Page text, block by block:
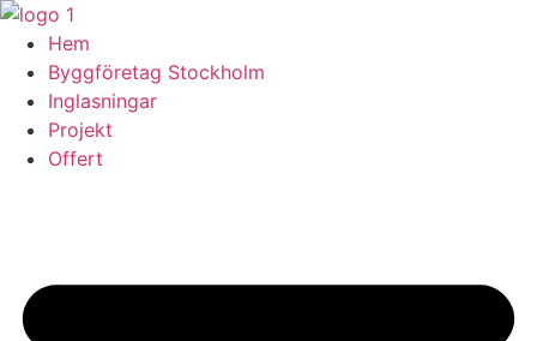
Skip
content
Hem
Byggföretag Stockholm
Inglasningar
Projekt
Offert